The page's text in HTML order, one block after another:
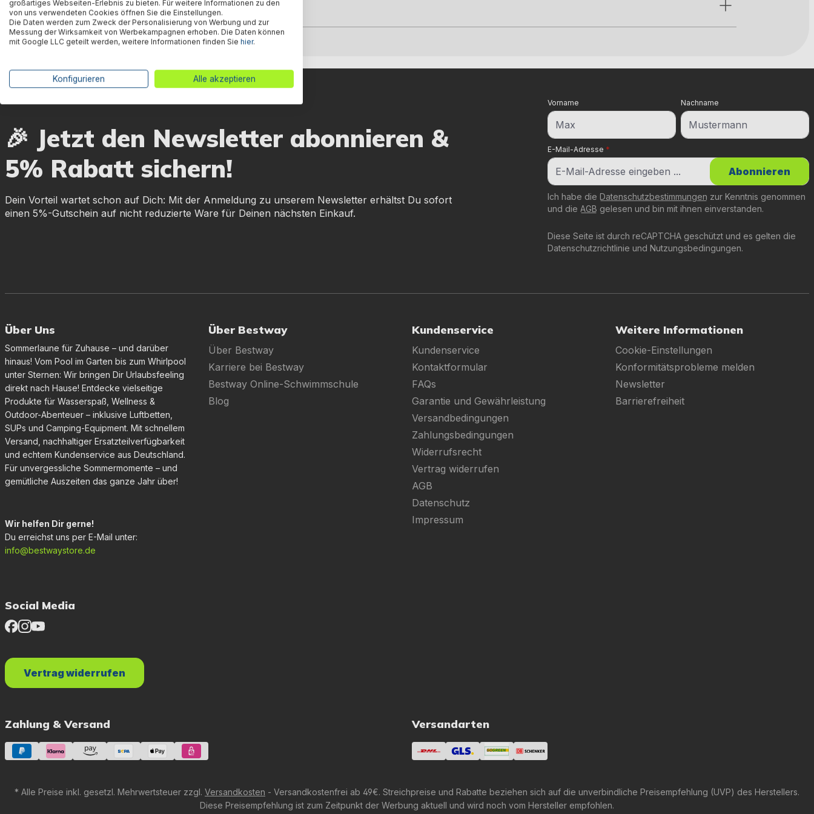
Herstellerinformation
🎉 Jetzt den Newsletter abonnieren &
5% Rabatt sichern!
Dein Vorteil wartet schon auf Dich: Mit der Anmeldung zu unserem Newsletter erhältst Du sofort
einen 5%-Gutschein auf nicht reduzierte Ware für Deinen nächsten Einkauf.
E-Mail-Adresse *
Vorname Nachname
Diese Seite ist durch reCAPTCHA geschützt und es gelten die
Datenschutzrichtlinie und Nutzungsbedingungen.
Ich habe die Datenschutzbestimmungen zur Kenntnis genommen
und die AGB gelesen und bin mit ihnen einverstanden.
Abonnieren
Über Uns
Sommerlaune für Zuhause – und darüber
hinaus! Vom Pool im Garten bis zum Whirlpool
unter Sternen: Wir bringen Dir Urlaubsfeeling
direkt nach Hause! Entdecke vielseitige
Produkte für Wasserspaß, Wellness &
Outdoor-Abenteuer – inklusive Luftbetten,
SUPs und Camping-Equipment. Mit schnellem
Versand, nachhaltiger Ersatzteilverfügbarkeit
und echtem Kundenservice aus Deutschland.
Für unvergessliche Sommermomente – und
gemütliche Auszeiten das ganze Jahr über!
Wir helfen Dir gerne!
Du erreichst uns per E-Mail unter:
info@bestwaystore.de
Über Bestway
Über Bestway
Karriere bei Bestway
Bestway Online-Schwimmschule
Blog
Kundenservice
Kundenservice
Kontaktformular
FAQs
Garantie und Gewährleistung
Versandbedingungen
Zahlungsbedingungen
Widerrufsrecht
Vertrag widerrufen
AGB
Datenschutz
Impressum
Weitere Informationen
Cookie-Einstellungen
Konformitätsprobleme melden
Newsletter
Barrierefreiheit
Social Media
Zahlung & Versand Versandarten
Vertrag widerrufen
* Alle Preise inkl. gesetzl. Mehrwertsteuer zzgl. Versandkosten - Versandkostenfrei ab 49€. Streichpreise und Rabatte beziehen sich auf die unverbindliche Preisempfehlung (UVP) des Herstellers.
Diese Preisempfehlung ist zum Zeitpunkt der Werbung aktuell und wird noch vom Hersteller empfohlen.
großartiges Webseiten-Erlebnis zu bieten. Für weitere Informationen zu den
von uns verwendeten Cookies öffnen Sie die Einstellungen.
Die Daten werden zum Zweck der Personalisierung von Werbung und zur
Messung der Wirksamkeit von Werbekampagnen erhoben. Die Daten können
mit Google LLC geteilt werden, weitere Informationen finden Sie hier.
Konfigurieren Alle akzeptieren